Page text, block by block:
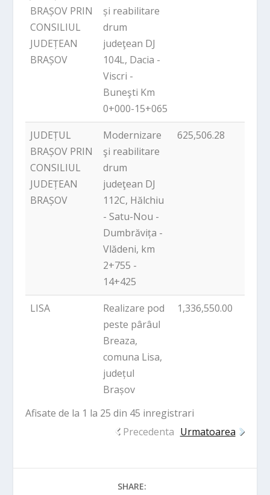
BRAȘOV PRIN
CONSILIUL
JUDEȚEAN
BRAȘOV
și reabilitare
drum
judeţean DJ
104L, Dacia -
Viscri -
Buneşti Km
0+000-15+065
JUDEȚUL
BRAȘOV PRIN
CONSILIUL
JUDEȚEAN
BRAȘOV
Modernizare
şi reabilitare
drum
judeţean DJ
112C, Hălchiu
- Satu-Nou -
Dumbrăvița -
Vlădeni, km
2+755 -
14+425
625,506.28
LISA
Realizare pod
peste pârâul
Breaza,
comuna Lisa,
județul
Brașov
1,336,550.00
Afisate de la 1 la 25 din 45 inregistrari
Precedenta Urmatoarea
SHARE: